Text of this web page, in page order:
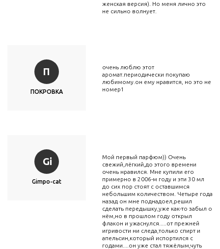
женская версия). Но меня лично это
не сильно волнует.
П
ПОКРОВКА
очень люблю этот
аромат.периодически покупаю
любимому.он ему нравится, но это не
номер1
Gi
Gimpo-cat
Мой первый парфюм)) Очень
свежий,лёгкий,до этого времени
очень нравился. Мне купили его
примерно в 2006-м году и эти 30 мл
до сих пор стоят с оставшимся
небольшим количеством. Четыре года
назад он мне поднадоел,решил
сделать передышку,уже как-то забыл о
нём,но в прошлом году открыл
флакон и ужаснулся.....от прежней
игривости ни следа,только спирт и
апельсин,который испортился с
годами....он уже стал тяжёлым,чуть